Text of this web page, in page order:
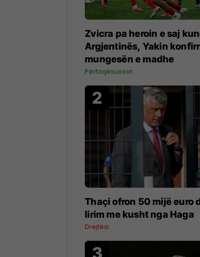
Zvicra pa heroin e saj
Argjentinës, Yakin
mungesën e madhe
Përfaqësueset
Thaçi ofron 50 mijë euro
lirim me kusht nga Haga
Drejtësi